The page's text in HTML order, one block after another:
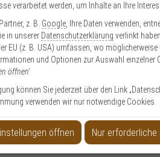
EXPERT-Security
Das Beste für Ihre
anlegen
verarbeitet werden, um Inhalte an Ihre
z. B. Google , Ihre Daten verwenden,
in unserer Datenschutzerklärung verlinkt
EU (z. B. USA) umfassen, wo
und Optionen zur Auswahl einzelner
öffnen'.
können Sie jederzeit über den Link
verwenden wir nur notwendige Cookies.
öffnen Nur erforderliche